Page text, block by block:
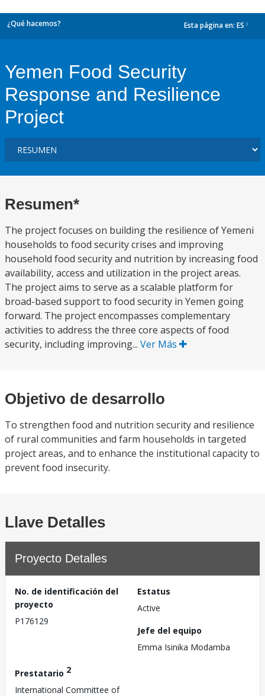
¿Qué hacemos? Esta página en: ES
Yemen Food Security
Response and Resilience
Project
Resumen*
The project focuses on building the resilience of Yemeni
households to food security crises and improving
household food security and nutrition by increasing food
availability, access and utilization in the project areas.
The project aims to serve as a scalable platform for
broad-based support to food security in Yemen going
forward. The project encompasses complementary
activities to address the three core aspects of food
security, including improving... Ver Más
Objetivo de desarrollo
To strengthen food and nutrition security and resilience
of rural communities and farm households in targeted
project areas, and to enhance the institutional capacity to
prevent food insecurity.
Llave Detalles
Proyecto Detalles
No. de identificación del
proyecto
P176129
Estatus
Active
Jefe del equipo
Emma Isinika Modamba
Prestatario 2
International Committee of